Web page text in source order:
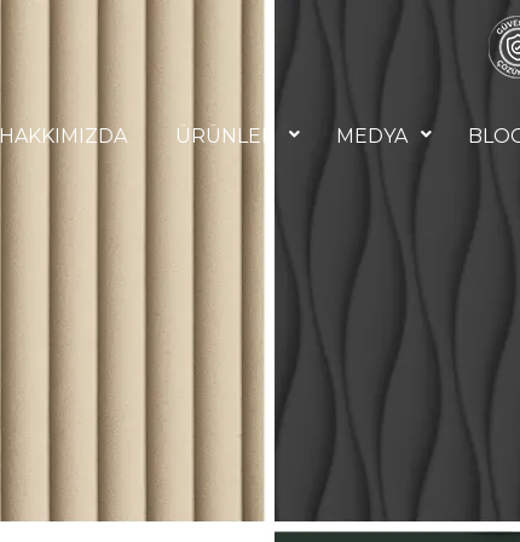
HAKKIMIZDA ÜRÜNLER MEDYA